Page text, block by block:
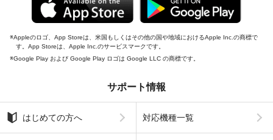
Appleのロゴ、App Storeは、米国もしくはその他の国や地域におけるApple Inc.の商標で
す。App Storeは、Apple Inc.のサービスマークです。
Google Play および Google Play ロゴは Google LLC の商標です。
サポート情報
はじめての方へ 対応機種一覧